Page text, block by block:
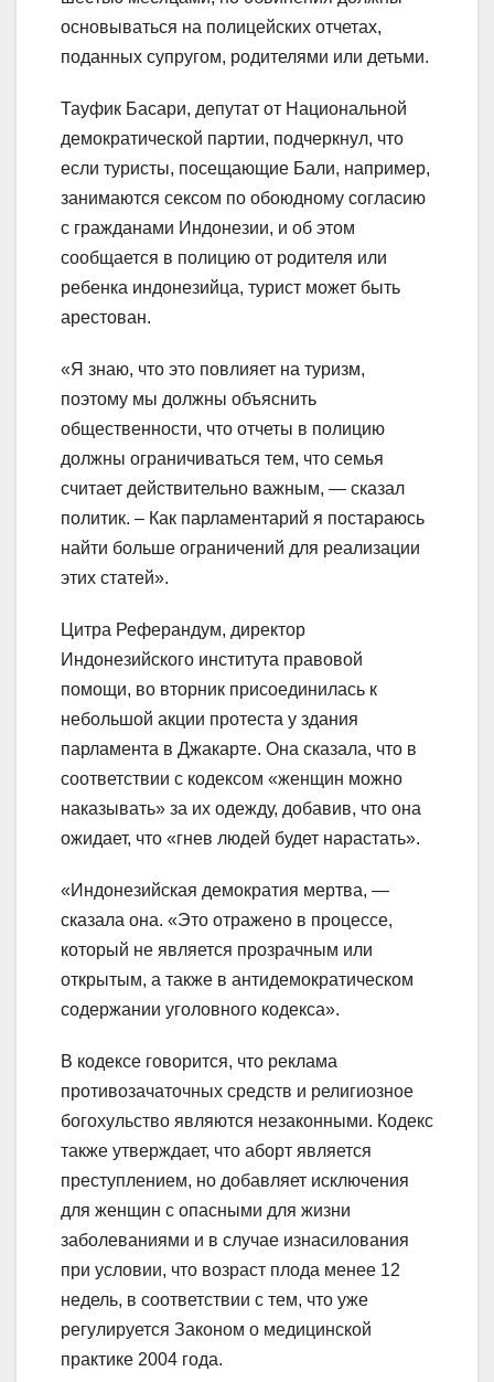
основываться на полицейских отчетах,
поданных супругом, родителями или детьми.
Тауфик Басари, депутат от Национальной
демократической партии, подчеркнул, что
если туристы, посещающие Бали, например,
занимаются сексом по обоюдному согласию
с гражданами Индонезии, и об этом
сообщается в полицию от родителя или
ребенка индонезийца, турист может быть
арестован.
«Я знаю, что это повлияет на туризм,
поэтому мы должны объяснить
общественности, что отчеты в полицию
должны ограничиваться тем, что семья
считает действительно важным, — сказал
политик. – Как парламентарий я постараюсь
найти больше ограничений для реализации
этих статей».
Цитра Реферандум, директор
Индонезийского института правовой
помощи, во вторник присоединилась к
небольшой акции протеста у здания
парламента в Джакарте. Она сказала, что в
соответствии с кодексом «женщин можно
наказывать» за их одежду, добавив, что она
ожидает, что «гнев людей будет нарастать».
«Индонезийская демократия мертва, —
сказала она. «Это отражено в процессе,
который не является прозрачным или
открытым, а также в антидемократическом
содержании уголовного кодекса».
В кодексе говорится, что реклама
противозачаточных средств и религиозное
богохульство являются незаконными. Кодекс
также утверждает, что аборт является
преступлением, но добавляет исключения
для женщин с опасными для жизни
заболеваниями и в случае изнасилования
при условии, что возраст плода менее 12
недель, в соответствии с тем, что уже
регулируется Законом о медицинской
практике 2004 года.